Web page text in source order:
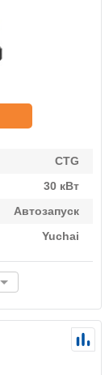
CTG
30 кВт
Автозапуск
Yuchai